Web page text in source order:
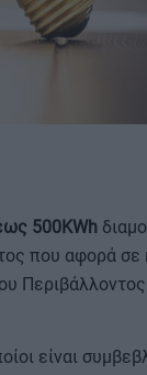
500KWh
που αφορά
Περιβάλλοντος
είναι